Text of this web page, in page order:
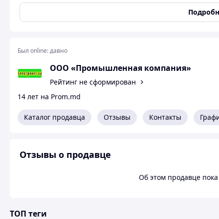
• помещение электросилового оборудования.
• котельное отделение, в котором размещены
• отделение вспомогательного оборудования.
Электрокотельная не требует постоянного присутствия
контроль с компьютизированного рабочего места
Был online:давно
ООО «Промышленная компания»
Рейтинг не сформирован
14 лет на Prom.md
Каталог продавца Отзывы Контакты
Отзывы о продавце
Об этом продавце
ТОП теги